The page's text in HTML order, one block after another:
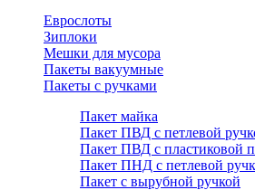
Еврослоты
Зиплоки
Мешки для мусора
Пакеты вакуумные
Пакеты с ручками
Пакет майка
Пакет ПВД с петлевой
Пакет ПВД с пластиковой
Пакет ПНД с петлевой
Пакет с вырубной ручкой